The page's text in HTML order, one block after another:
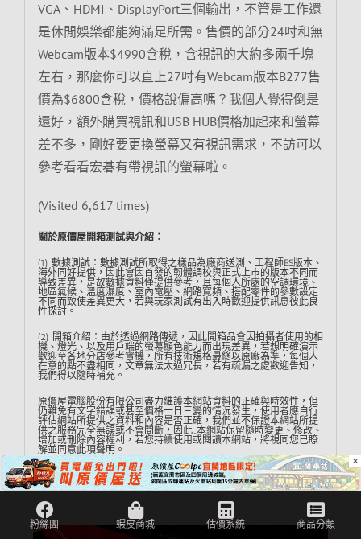
VGA、HDMI、DisplayPort三個輸出，不管是工作還
是休閒娛樂都能夠滿足所需。售價的部分24吋和無
Webcam版本$4990含稅，含視訊的大約多兩千塊
左右，那麼你可以直上27吋有Webcam版本B277售
價為$6800含稅，價格說偏高嗎？我個人覺得倒是
還好，額外購買視訊和USB HUB價格加起來和螢幕
差不多，剛好要更換螢幕又有視訊需求，不訪可以
參考看看宏碁有帶視訊的螢幕啦。
(Visited 6,617 times)
關於原價屋開箱測試與介紹︰
(1) 數據測試：數據測試所取得之樣品為廠商送測、工程師ES版本、
海外同好提供，因此會因首發的韌體調校與正式上市的版本不同而
導致差異，是故數據資料僅提供參考，且每個人所處的空調環境、
地區氣候、溫度濕度、室內電壓、網路寬頻、搭配零件的參數設定
不同而致使差異更大，若與玩家測試有出入時歡迎提供訊息彼此良
性探討。
(2) 開箱介紹：由於透過網路傳遞，因此開箱品會因拍攝者使用的相
機、燈光、以及用戶端的螢幕顯色能力而出現差異，若想明確演示
歡迎至各地分店參考實機，所有技術規格最終以原廠為準，每個人
在意的點不盡相同，文章無法太過冗長，若有疏漏之處歡迎告知，
我們得以隨時補充。
原價屋電腦股份有限公司盡力維護本網站資料的正確與時效性，但
仍難免有文字錯誤或甚至價格一日三變的情況發生，使用者應自行
評估網站所提供之資料和內容是否正確，我們並不保證本網站所提
供之服務完全無誤或不會間斷，因此…本網站保留隨時變更、修改、
增加或刪除內容權利，若您持續使用或閱讀本網站，將視同您已瞭
解並同意此項聲明。
×